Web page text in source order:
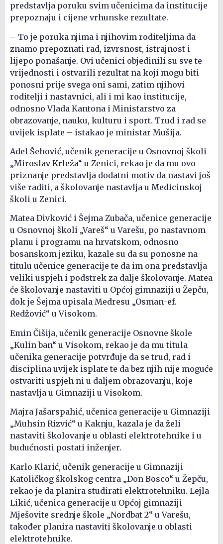
predstavlja poruku svim učenicima da institucije
prepoznaju i cijene vrhunske rezultate.
– To je poruka njima i njihovim roditeljima da
znamo prepoznati rad, izvrsnost, istrajnost i
lijepo ponašanje. Ovi učenici objedinili su sve te
vrijednosti i ostvarili rezultat na koji mogu biti
ponosni prije svega oni sami, zatim njihovi
roditelji i nastavnici, ali i mi kao institucije,
odnosno Vlada Kantona i Ministarstvo za
obrazovanje, nauku, kulturu i sport. Trud i rad se
uvijek isplate – istakao je ministar Mušija.
Adel Šehović, učenik generacije u Osnovnoj školi
„Miroslav Krleža“ u Zenici, rekao je da mu ovo
priznanje predstavlja dodatni motiv da nastavi još
više raditi, a školovanje nastavlja u Medicinskoj
školi u Zenici.
Matea Divković i Šejma Zubača, učenice generacije
u Osnovnoj školi „Vareš“ u Varešu, po nastavnom
planu i programu na hrvatskom, odnosno
bosanskom jeziku, kazale su da su ponosne na
titulu učenice generacije te da im ona predstavlja
veliki uspjeh i podstrek za dalje školovanje. Matea
će školovanje nastaviti u Općoj gimnaziji u Žepču,
dok je Šejma upisala Medresu „Osman-ef.
Redžović“ u Visokom.
Emin Čišija, učenik generacije Osnovne škole
„Kulin ban“ u Visokom, rekao je da mu titula
učenika generacije potvrđuje da se trud, rad i
disciplina uvijek isplate te da bez njih nije moguće
ostvariti uspjeh ni u daljem obrazovanju, koje
nastavlja u Gimnaziji u Visokom.
Majra Jašarspahić, učenica generacije u Gimnaziji
„Muhsin Rizvić“ u Kaknju, kazala je da želi
nastaviti školovanje u oblasti elektrotehnike i u
budućnosti postati inženjer.
Karlo Klarić, učenik generacije u Gimnaziji
Katoličkog školskog centra „Don Bosco“ u Žepču,
rekao je da planira studirati elektrotehniku. Lejla
Likić, učenica generacije u Općoj gimnaziji
Mješovite srednje škole „Nordbat 2“ u Varešu,
također planira nastaviti školovanje u oblasti
elektrotehnike.